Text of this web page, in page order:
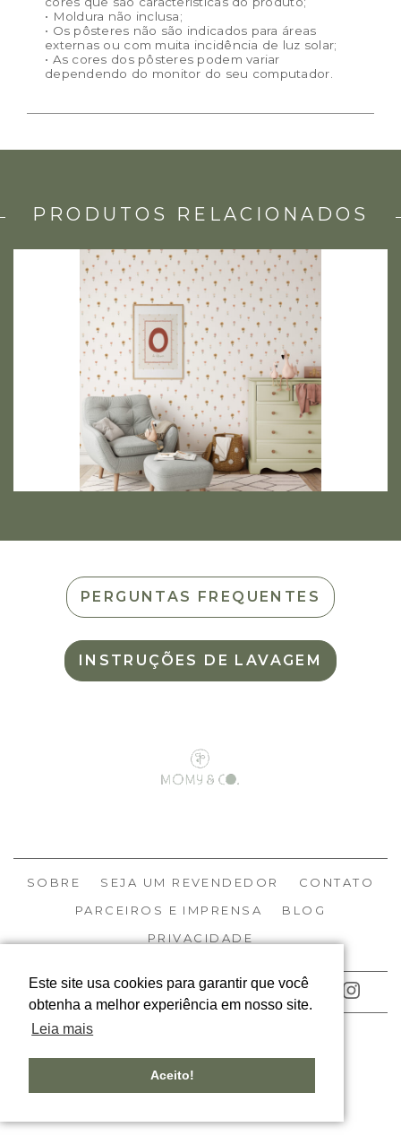
Este site usa cookies para garantir que você
obtenha a melhor experiência em nosso site.
Leia mais
Aceito!
• Moldura não inclusa;
• Os pôsteres não são indicados para áreas
externas ou com muita incidência de luz solar;
• As cores dos pôsteres podem variar
dependendo do monitor do seu computador.
PRODUTOS RELACIONADOS
PERGUNTAS FREQUENTES
INSTRUÇÕES DE LAVAGEM
SOBRE SEJA UM REVENDEDOR
CONTATO
PARCEIROS E IMPRENSA
BLOG
PRIVACIDADE
ACOMPANHE NOSSAS REDES
DESIGNED BY